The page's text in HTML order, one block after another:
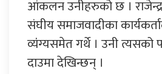
आंकलन उनीहरुको छ ।
संघीय समाजवादीका
व्यंंग्यसमेत गर्थे । उनी त्यसको
दाउमा देखिन्छन् ।